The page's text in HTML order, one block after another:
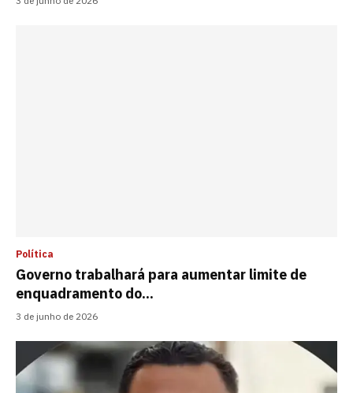
Política
Governo trabalhará para aumentar limite de
enquadramento do...
3 de junho de 2026